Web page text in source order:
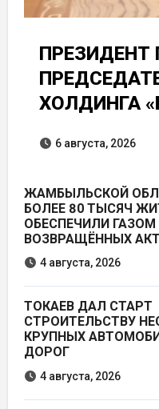
ПРЕЗИДЕНТ
ХОЛДИНГА
6 августа, 2026
ЖАМБЫЛЬСКОЙ
БОЛЕЕ 80 ТЫСЯЧ
ОБЕСПЕЧИЛИ ГАЗОМ
ВОЗВРАЩЁННЫХ
4 августа, 2026
ТОКАЕВ ДАЛ СТАРТ
СТРОИТЕЛЬСТВУ
КРУПНЫХ
ДОРОГ
4 августа, 2026